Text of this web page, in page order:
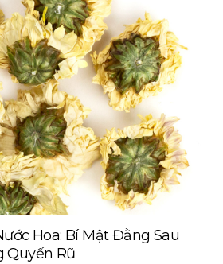
Hoa: Bí Mật Đằng Sau
Quyến Rũ